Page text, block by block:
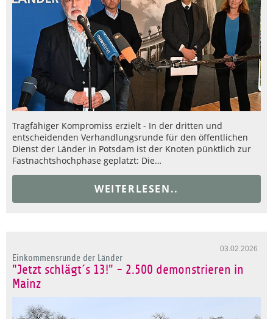
Tragfähiger Kompromiss erzielt - In der dritten und
entscheidenden Verhandlungsrunde für den öffentlichen
Dienst der Länder in Potsdam ist der Knoten pünktlich zur
Fastnachtshochphase geplatzt: Die…
WEITERLESEN..
03.02.2026
Einkommensrunde der Länder
"Jetzt schlägt´s 13!" - 2.500 demonstrieren in
Mainz